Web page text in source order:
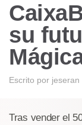
su
Escrito por jeseran
Tras vender el